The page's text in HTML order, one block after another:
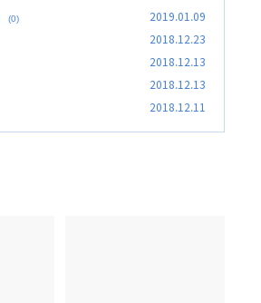
(0) 2019.01.09
2018.12.23
2018.12.13
2018.12.13
2018.12.11